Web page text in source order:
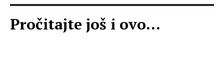
Pročitajte još i ovo...